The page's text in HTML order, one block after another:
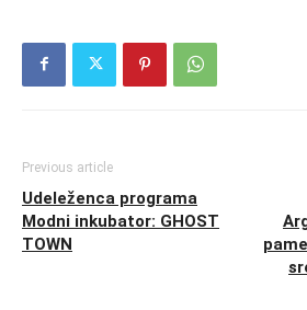
Previous article
Udeleženca programa
Modni inkubator: GHOST
TOWN